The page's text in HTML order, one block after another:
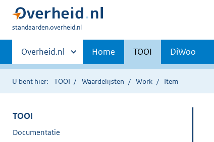
U
hier:
standaarden.overheid.nl
Primaire
navigatie
Andere
sites
binnen
Overheid.nl Home TOOI DiWoo
U bent hier: TOOI Waardelijsten Work Item
TOOI
Documentatie